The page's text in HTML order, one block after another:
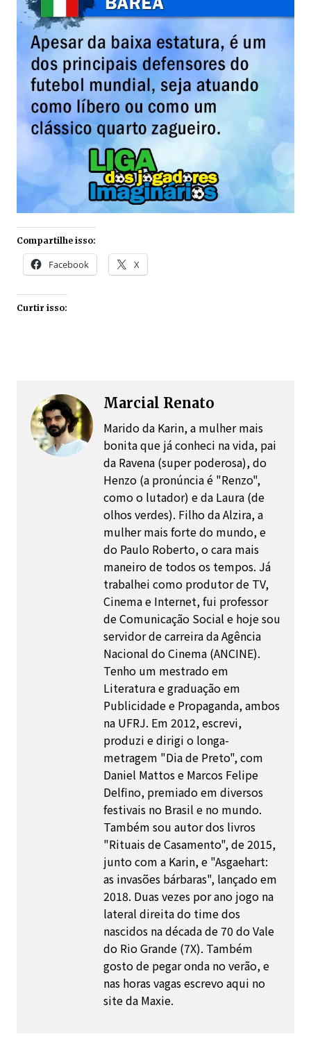
Compartilhe isso:
Facebook X
Curtir isso:
Marcial Renato
Marido da Karin, a mulher mais
bonita que já conheci na vida, pai
da Ravena (super poderosa), do
Henzo (a pronúncia é "Renzo",
como o lutador) e da Laura (de
olhos verdes). Filho da Alzira, a
mulher mais forte do mundo, e
do Paulo Roberto, o cara mais
maneiro de todos os tempos. Já
trabalhei como produtor de TV,
Cinema e Internet, fui professor
de Comunicação Social e hoje sou
servidor de carreira da Agência
Nacional do Cinema (ANCINE).
Tenho um mestrado em
Literatura e graduação em
Publicidade e Propaganda, ambos
na UFRJ. Em 2012, escrevi,
produzi e dirigi o longa-
metragem "Dia de Preto", com
Daniel Mattos e Marcos Felipe
Delfino, premiado em diversos
festivais no Brasil e no mundo.
Também sou autor dos livros
"Rituais de Casamento", de 2015,
junto com a Karin, e "Asgaehart:
as invasões bárbaras", lançado em
2018. Duas vezes por ano jogo na
lateral direita do time dos
nascidos na década de 70 do Vale
do Rio Grande (7X). Também
gosto de pegar onda no verão, e
nas horas vagas escrevo aqui no
site da Maxie.